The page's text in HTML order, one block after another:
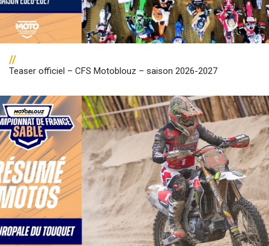
//
Teaser officiel – CFS Motoblouz – saison 2026-2027